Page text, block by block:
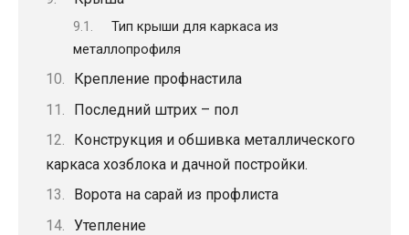
Тип крыши для каркаса из
металлопрофиля
Крепление профнастила
Последний штрих – пол
Конструкция и обшивка металлического
каркаса хозблока и дачной постройки.
Ворота на сарай из профлиста
Утепление